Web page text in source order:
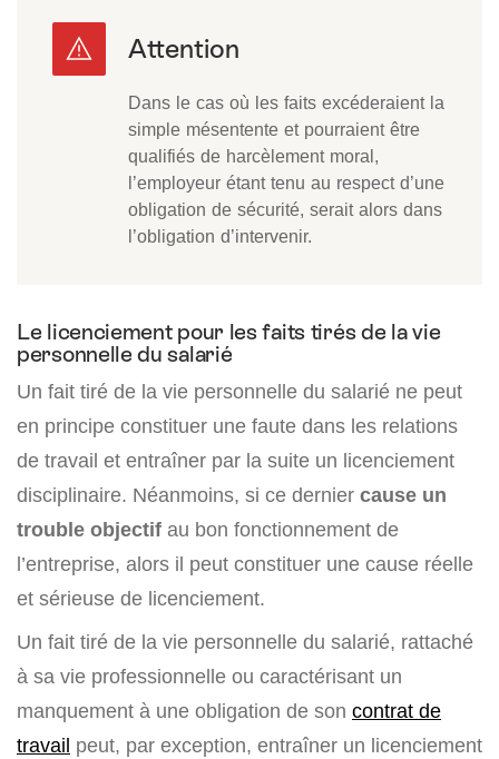
Dans le cas où les faits excéderaient la
simple mésentente et pourraient être
qualifiés de harcèlement moral,
l’employeur étant tenu au respect d’une
obligation de sécurité, serait alors dans
l’obligation d’intervenir.
Le licenciement pour les faits tirés de la vie
personnelle du salarié
Un fait tiré de la vie personnelle du salarié ne peut
en principe constituer une faute dans les relations
de travail et entraîner par la suite un licenciement
disciplinaire. Néanmoins, si ce dernier cause un
trouble objectif au bon fonctionnement de
l’entreprise, alors il peut constituer une cause réelle
et sérieuse de licenciement.
Un fait tiré de la vie personnelle du salarié, rattaché
à sa vie professionnelle ou caractérisant un
manquement à une obligation de son contrat de
travail peut, par exception, entraîner un licenciement